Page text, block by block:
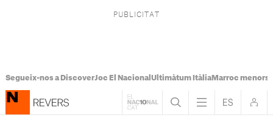
Segueix-nos a DiscoverJoc El Nacional Ultimàtum ItàliaMarroc menors